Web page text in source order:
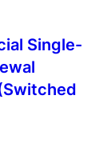
Single-